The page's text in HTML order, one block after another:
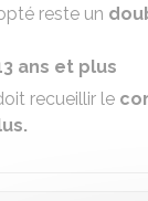
reste un
ans et plus
recueillir le